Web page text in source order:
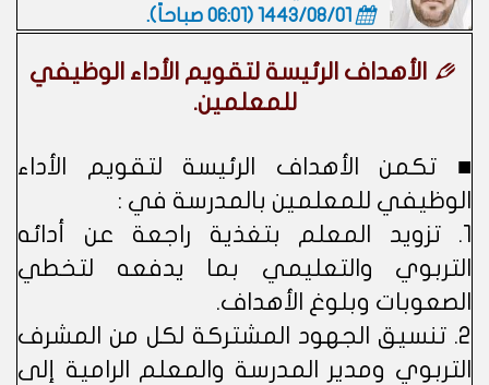
1443/08/01 (06:01 صباحاً)
.
الأهداف الرئيسة لتقويم الأداء الوظيفي
للمعلمين.
■ تكمن الأهداف الرئيسة لتقويم الأداء
الوظيفي للمعلمين بالمدرسة في :
1. تزويد المعلم بتغذية راجعة عن أدائه
التربوي والتعليمي بما يدفعه لتخطي
الصعوبات وبلوغ الأهداف.
2. تنسيق الجهود المشتركة لكل من المشرف
التربوي ومدير المدرسة والمعلم الرامية إلى